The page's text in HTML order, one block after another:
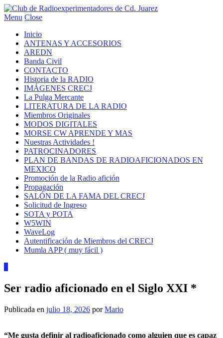
Menu Close
Inicio
ANTENAS Y ACCESORIOS
AREDN
Banda Civil
CONTACTO
Historia de la RADIO
IMÁGENES CRECJ
La Pulga Mercante
LITERATURA DE LA RADIO
Miembros Originales
MODOS DIGITALES
MORSE CW APRENDE Y MAS
Nuestras Actividades !
PATROCINADORES
PLAN DE BANDAS DE RADIOAFICIONADOS EN
MEXICO
Promoción de la Radio afición
Propagación
SALÓN DE LA FAMA DEL CRECJ
Solicitud de Ingreso
SOTA y POTA
W5WIN
WaveLog
Autentificación de Miembros del CRECJ
Mumla APP ( muy fácil )
Ser radio aficionado en el Siglo XXI *
Publicada en julio 18, 2026 porMario
“Me gusta definir al radioaficionado como alguien que es capaz